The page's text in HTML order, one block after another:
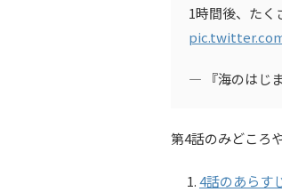
1時間後、たく
— 『海のはじ
第4話のみどころ
4話のあらす